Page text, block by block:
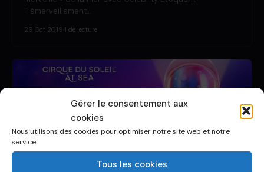
Gérer le consentement aux
cookies
Nous utilisons des cookies pour optimiser notre site web et notre
service.
Tous les cookies
l’ émerveillement…
29 Oct 2019 1 de lecture